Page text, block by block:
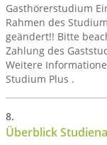
Gasthörerstudium
Rahmen des
geändert!! Bitte
Zahlung des
Weitere
Studium Plus .
Überblick